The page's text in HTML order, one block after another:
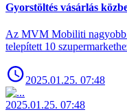
Gyorstöltés vásárlás
Az MVM Mobiliti nagyobb
telepített 10
2025.01.25. 07:48
2025.01.25. 07:48